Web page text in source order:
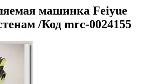
машинка Feiyue
/Код mrc-0024155